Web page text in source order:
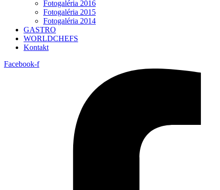
Fotogaléria 2016
Fotogaléria 2015
Fotogaléria 2014
GASTRO
WORLDCHEFS
Kontakt
Facebook-f